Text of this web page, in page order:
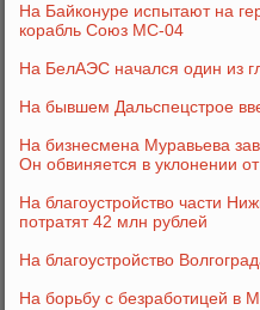
На Байконуре испытают на
корабль Союз МС-04
На БелАЭС начался один из
На бывшем Дальспецстрое
На бизнесмена Муравьева
Он обвиняется в уклонении
На благоустройство части
потратят 42 млн рублей
На благоустройство
На борьбу с безработицей в